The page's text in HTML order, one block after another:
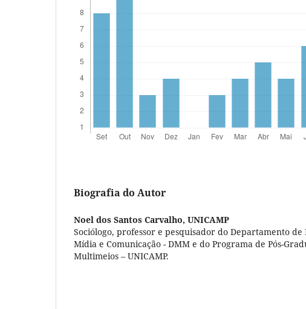
Biografia do Autor
Noel dos Santos Carvalho, UNICAMP
Sociólogo, professor e pesquisador do Departamento de
Mídia e Comunicação - DMM e do Programa de Pós-
Multimeios – UNICAMP.